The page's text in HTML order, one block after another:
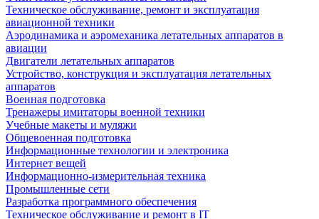
Техническое обслуживание, ремонт и эксплуатация
авиационной техники
Аэродинамика и аэромеханика летательных аппаратов в
авиации
Двигатели летательных аппаратов
Устройство, конструкция и эксплуатация летательных
аппаратов
Военная подготовка
Тренажеры имитаторы военной техники
Учебные макеты и муляжи
Общевоенная подготовка
Информационные технологии и электроника
Интернет вещей
Информационно-измерительная техника
Промышленные сети
Разработка программного обеспечения
Техническое обслуживание и ремонт в IT